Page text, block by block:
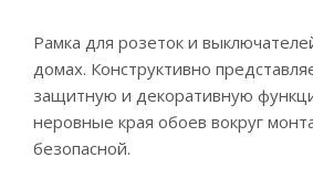
Рамка для розеток и
домах. Конструктивно
защитную и декоративную
неровные края обоев вокруг
безопасной.